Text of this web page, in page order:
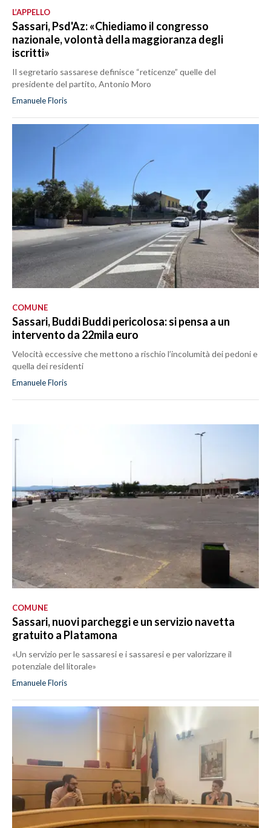
L’APPELLO
Sassari, Psd'Az: «Chiediamo il congresso
nazionale, volontà della maggioranza degli
iscritti»
Il segretario sassarese definisce “reticenze” quelle del
presidente del partito, Antonio Moro
Emanuele Floris
COMUNE
Sassari, Buddi Buddi pericolosa: si pensa a un
intervento da 22mila euro
Velocità eccessive che mettono a rischio l’incolumità dei pedoni e
quella dei residenti
Emanuele Floris
COMUNE
Sassari, nuovi parcheggi e un servizio navetta
gratuito a Platamona
«Un servizio per le sassaresi e i sassaresi e per valorizzare il
potenziale del litorale»
Emanuele Floris